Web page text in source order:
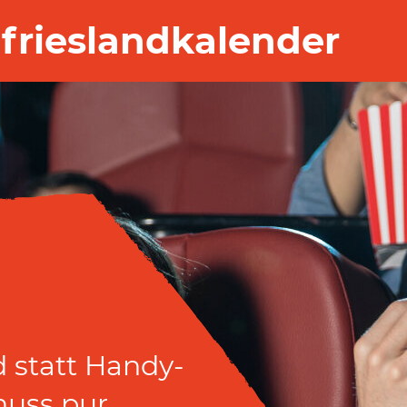
statt Handy-
statt Handy-